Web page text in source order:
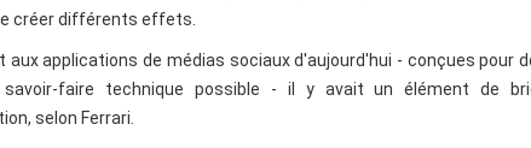
créer différents effets.
aux applications de médias sociaux d'aujourd'hui - conçues pour
faire technique possible - il y avait un élément de
selon Ferrari.